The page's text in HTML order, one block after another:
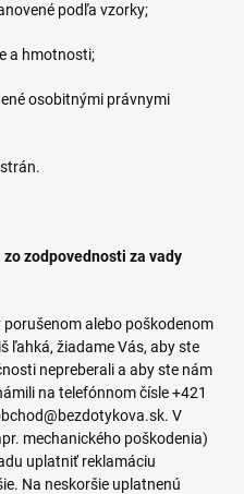
podľa vzorky;
a hmotnosti;
osobitnými právnymi
zodpovednosti za vady
porušenom alebo poškodenom
ľahká, žiadame Vás, aby ste
nepreberali a aby ste nám
na telefónnom čísle+421
V
mechanického poškodenia)
uplatniť reklamáciu
Na neskoršie uplatnenú